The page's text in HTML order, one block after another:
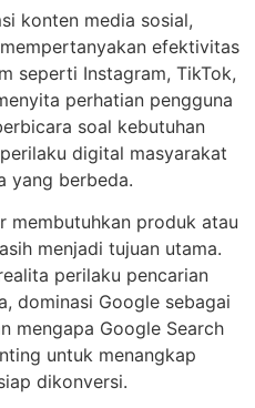
konten media sosial,
efektivitas
seperti Instagram, TikTok,
perhatian pengguna
soal kebutuhan
digital masyarakat
yang berbeda.
membutuhkan produk atau
menjadi tujuan utama.
perilaku pencarian
dominasi Google sebagai
mengapa Google Search
untuk menangkap
dikonversi.